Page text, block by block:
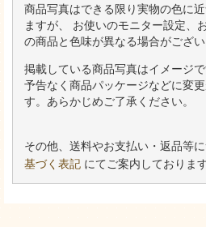
商品写真はできる限り実物の色に
ますが、 お使いのモニター設定、
の商品と色味が異なる場合がござい
掲載している商品写真はイメージで
予告なく商品パッケージなどに変
す。あらかじめご了承ください。
その他、送料やお支払い・返品等
基づく表記 にてご案内しております